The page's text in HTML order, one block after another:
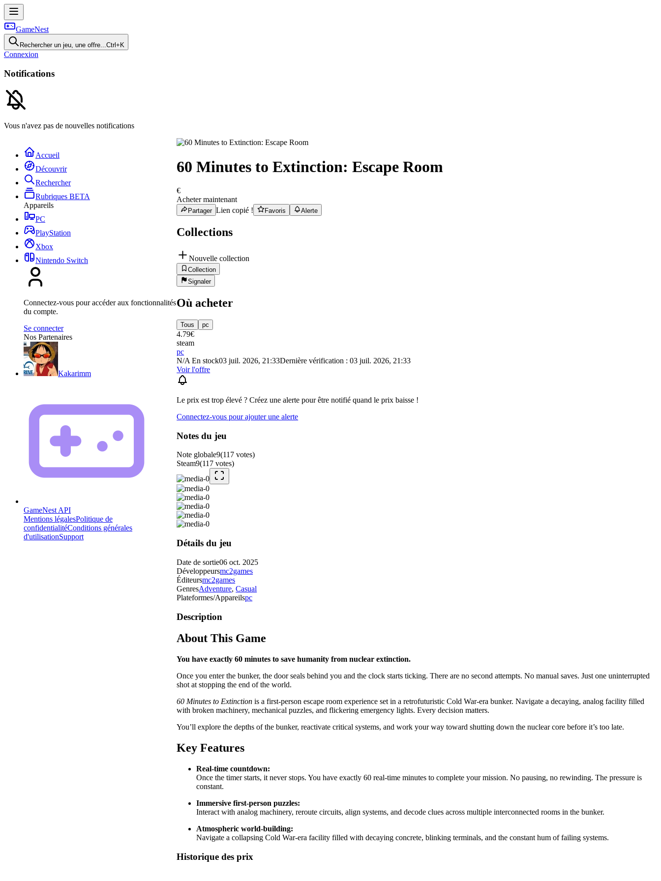
GameNest
Rechercher un jeu, une offre...Ctrl+K
Connexion
Notifications
Vous n'avez pas de nouvelles notifications
Accueil
Découvrir
Rechercher
Rubriques BETA
Appareils
PC
PlayStation
Xbox
Nintendo Switch
Connectez-vous pour accéder aux fonctionnalités
du compte.
Se connecter
Nos Partenaires
Kakarimm
GameNest API
Mentions légalesPolitique de
confidentialitéConditions générales
d'utilisationSupport
60 Minutes to Extinction: Escape Room
€
Acheter maintenant
Partager Lien copié ! Favoris Alerte
Collections
Nouvelle collection
Collection
Signaler
Où acheter
Tous pc
4.79€
steam
pc
N/A En stock03 juil. 2026, 21:33Dernière vérification : 03 juil. 2026, 21:33
Voir l'offre
Le prix est trop élevé ? Créez une alerte pour être notifié quand le prix baisse !
Connectez-vous pour ajouter une alerte
Notes du jeu
Note globale9(117 votes)
Steam9(117 votes)
Détails du jeu
Date de sortie06 oct. 2025
Développeursmc2games
Éditeursmc2games
GenresAdventure,Casual
Plateformes/Appareilspc
Description
About This Game
You have exactly 60 minutes to save humanity from nuclear extinction.
Once you enter the bunker, the door seals behind you and the clock starts ticking. There are no second attempts. No manual saves. Just one uninterrupted
shot at stopping the end of the world.
60 Minutes to Extinction is a first-person escape room experience set in a retrofuturistic Cold War-era bunker. Navigate a decaying, analog facility filled
with broken machinery, mechanical puzzles, and flickering emergency lights. Every decision matters.
You’ll explore the depths of the bunker, reactivate critical systems, and work your way toward shutting down the nuclear core before it’s too late.
Key Features
Real-time countdown:
Once the timer starts, it never stops. You have exactly 60 real-time minutes to complete your mission. No pausing, no rewinding. The pressure is
constant.
Immersive first-person puzzles:
Interact with analog machinery, reroute circuits, align systems, and decode clues across multiple interconnected rooms in the bunker.
Atmospheric world-building:
Navigate a collapsing Cold War-era facility filled with decaying concrete, blinking terminals, and the constant hum of failing systems.
Historique des prix